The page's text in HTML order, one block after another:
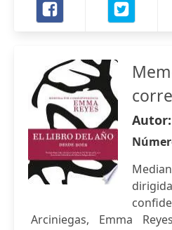
Autor:
Arciniegas, Emma